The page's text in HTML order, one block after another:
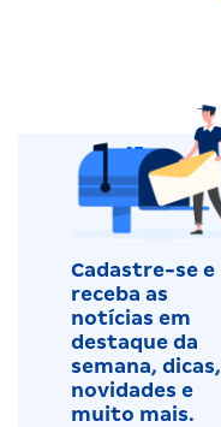
Cadastre-se e
receba as
notícias em
destaque da
semana, dicas,
novidades e
muito mais.